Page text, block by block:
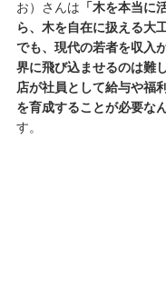
お）さんは 「木を本当に
ら、木を自在に扱える大
でも、現代の若者を収入
界に飛び込ませるのは難
店が社員として給与や福
を育成することが必要な
す。